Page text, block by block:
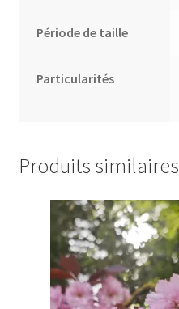
Période de taille
Particularités
Produits similaires